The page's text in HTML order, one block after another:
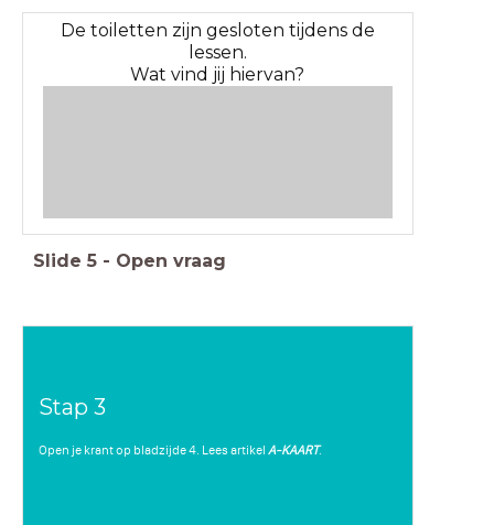
De toiletten zijn gesloten tijdens de
lessen.
Wat vind jij hiervan?
Slide 5 - Open vraag
Stap 3
Open je krant op bladzijde 4. Lees artikel A-KAART.